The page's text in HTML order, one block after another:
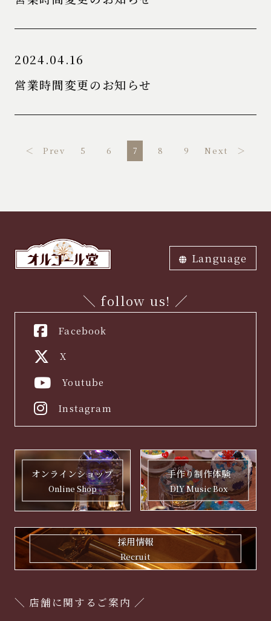
2024.04.16
営業時間変更のお知らせ
＜ Prev 5 6 7 8 9 Next ＞
Language
＼ follow us! ／
Facebook
X
Youtube
Instagram
オンラインショップ
Online Shop
手作り制作体験
DIY Music Box
採用情報
Recruit
＼ 店舗に関するご案内 ／